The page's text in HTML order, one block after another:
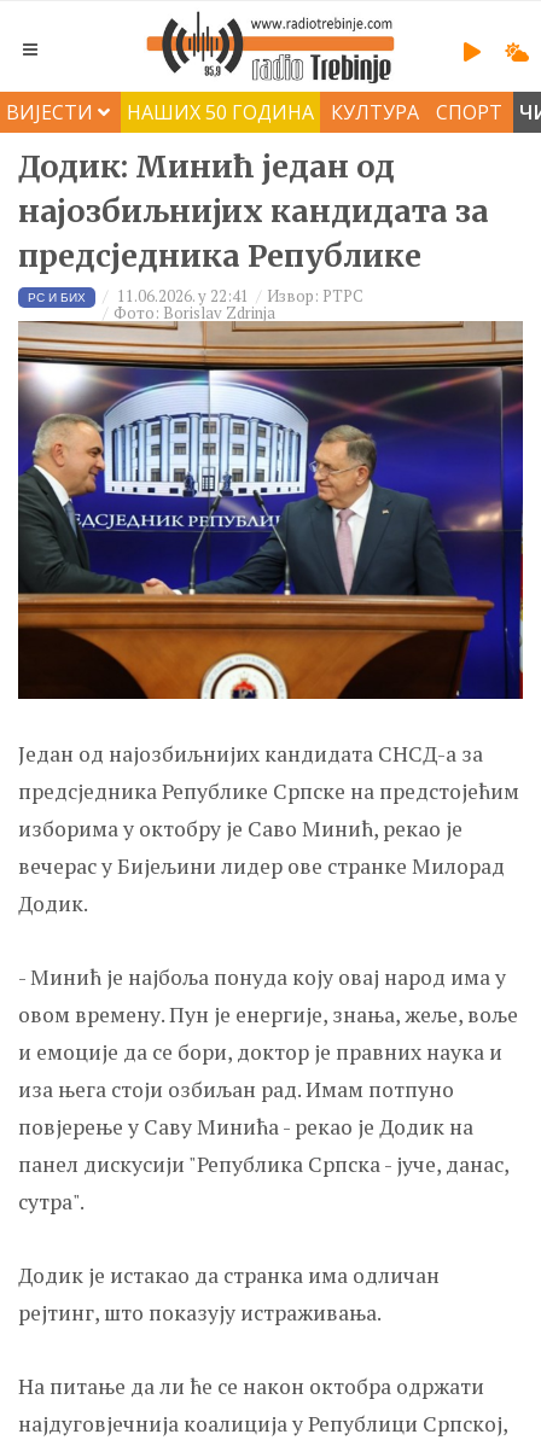
ВИЈЕСТИ НАШИХ 50 ГОДИНА КУЛТУРА СПОРТ
Додик: Минић један од
најозбиљнијих кандидата за
предсједника Републике
РС И БИХ 11.06.2026. у 22:41 Извор: РТРС
Фото: Borislav Zdrinja
Један од најозбиљнијих кандидата СНСД-а за
предсједника Републике Српске на предстојећим
изборима у октобру је Саво Минић, рекао је
вечерас у Бијељини лидер ове странке Милорад
Додик.
- Минић је најбоља понуда коју овај народ има у
овом времену. Пун је енергије, знања, жеље, воље
и емоције да се бори, доктор је правних наука и
иза њега стоји озбиљан рад. Имам потпуно
повјерење у Саву Минића - рекао је Додик на
панел дискусији "Република Српска - јуче, данас,
сутра".
Додик је истакао да странка има одличан
рејтинг, што показују истраживања.
На питање да ли ће се након октобра одржати
најдуговјечнија коалиција у Републици Српској,